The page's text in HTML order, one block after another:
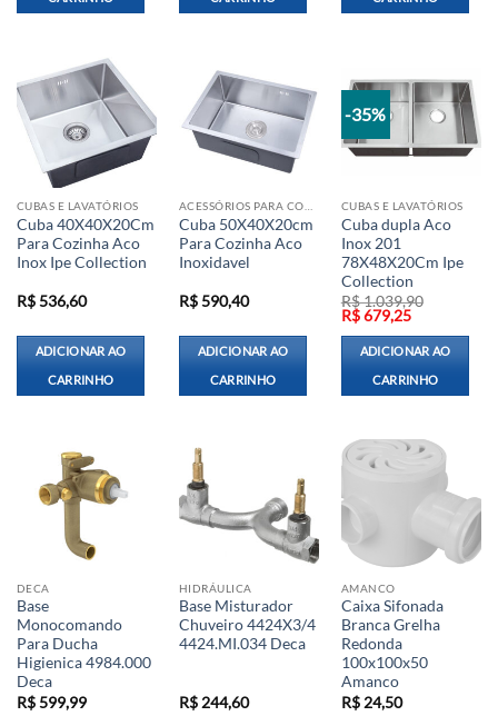
CUBAS E LAVATÓRIOS
Cuba 40X40X20Cm
Para Cozinha Aco
Inox Ipe Collection
R$536,60
ADICIONAR AO
CARRINHO
Cuba 50X40X20cm
Para Cozinha Aco
Inoxidavel
R$590,40
ADICIONAR AO
CARRINHO
-35%
CUBAS E LAVATÓRIOS
Cuba dupla Aco
Inox 201
78X48X20Cm Ipe
Collection
R$1.039,90
O
preço
original
era:
R$ 1.039,90.
R$679,25O
atual
é:
R$ 679,25.
ADICIONAR AO
CARRINHO
DECA
Base
Monocomando
Para Ducha
Higienica 4984.000
Deca
R$599,99
HIDRÁULICA
Base Misturador
Chuveiro 4424X3/4
4424.MI.034 Deca
R$244,60
AMANCO
Caixa Sifonada
Branca Grelha
Redonda
100x100x50
Amanco
R$24,50